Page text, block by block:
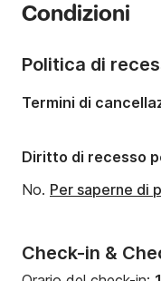
Numero di posti
Pescaggio:1.8m
Potenza del
Condizioni
Check-in &
Politica di
Termini di
Diritto di recesso
No. Per saperne di